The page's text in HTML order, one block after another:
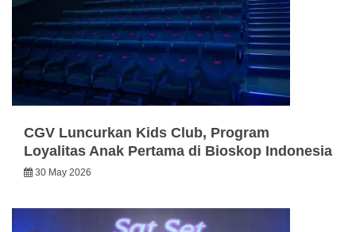
CGV Luncurkan Kids Club, Program
Loyalitas Anak Pertama di Bioskop Indonesia
30 May 2026